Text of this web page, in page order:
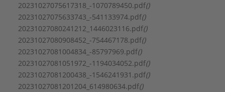
Type: 407
Serie:
Medana CH3-LE
20231027075617318_-1070789450.pdf()
20231027075633743_-541133974.pdf()
20231027080241212_1446023116.pdf()
20231027080908452_-754467178.pdf()
20231027081004834_-85797969.pdf()
20231027081051972_-1194034052.pdf()
20231027081200438_-1546241931.pdf()
20231027081201204_614980634.pdf()